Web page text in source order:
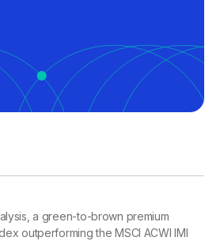
a green-to-brown premium
outperforming the MSCI ACWI IMI